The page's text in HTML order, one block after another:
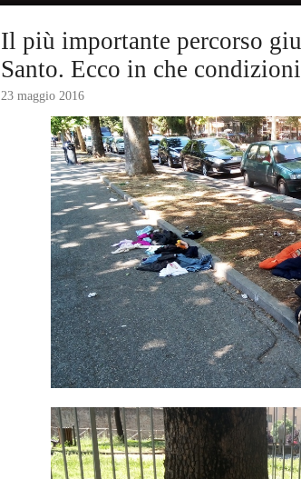
Il più importante percorso
Santo. Ecco in che
23 maggio 2016